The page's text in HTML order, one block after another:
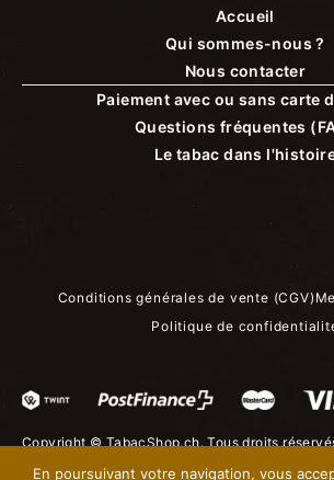
Accueil
Qui sommes-nous ?
Nous contacter
Paiement avec ou sans carte
Questions fréquentes
Le tabac dans
Conditions générales de vente (CGV)
Politique de
Copyright ©TabacShop.ch. Tous droits
En poursuivant votre navigation, vous